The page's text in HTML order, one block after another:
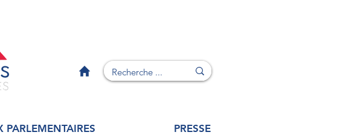
PARLEMENTAIRES PRESSE